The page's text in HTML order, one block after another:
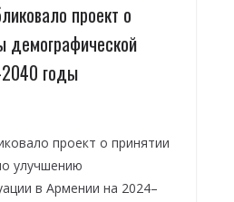
проект о
демографической
годы
проект о принятии
улучшению
в Армении на 2024–